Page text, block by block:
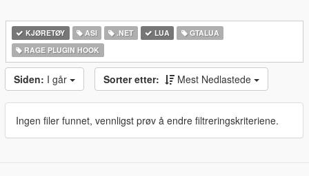
KJØRETØY ASI .NET LUA
GTALUA
RAGE PLUGIN HOOK
Siden: I går Sorter etter: Mest Nedlastede
Ingen filer funnet, vennligst prøv å endre filtreringskriteriene.